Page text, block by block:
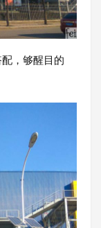
，够醒目的